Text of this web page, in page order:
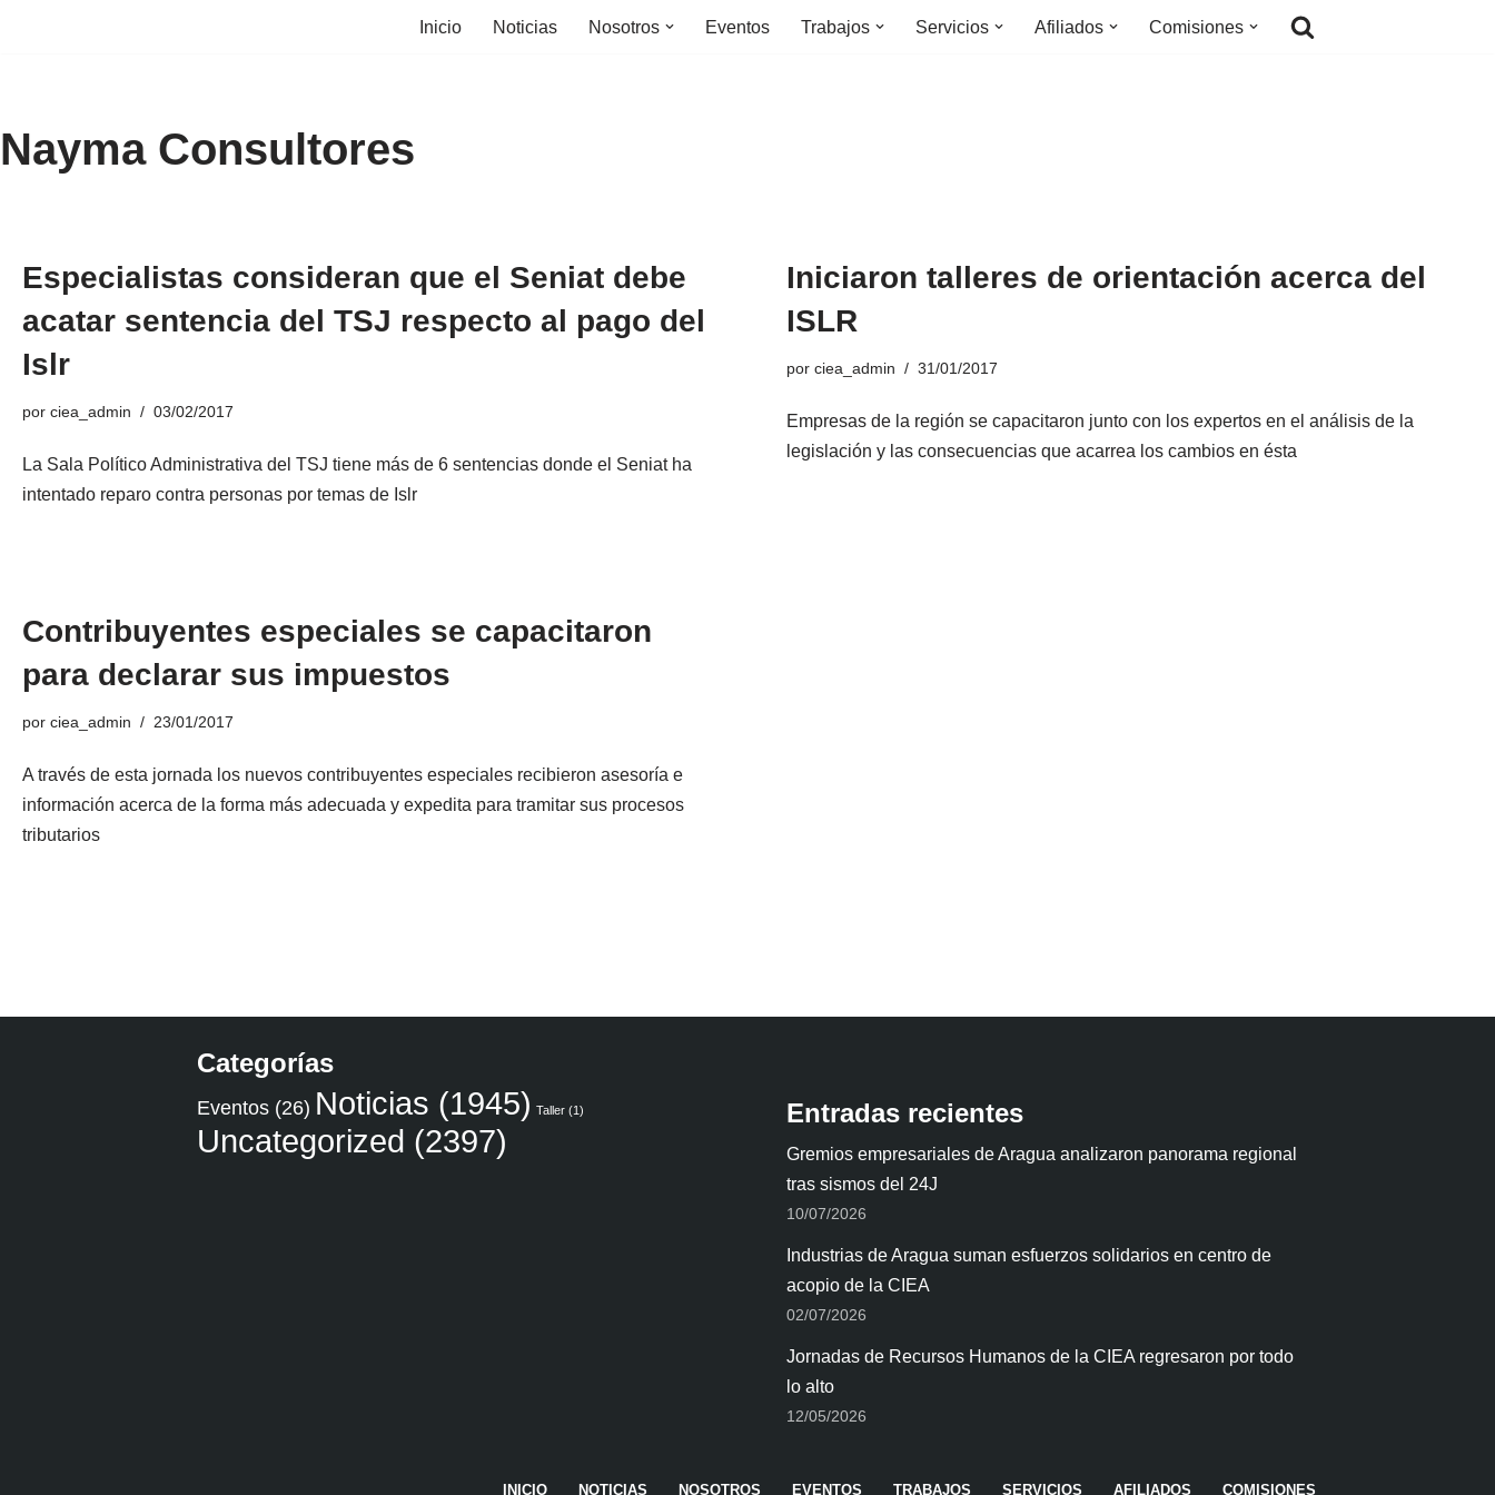
Inicio Noticias Nosotros Eventos Trabajos Servicios Afiliados Comisiones
Nayma Consultores
Especialistas consideran que el Seniat debe
acatar sentencia del TSJ respecto al pago del
Islr
por ciea_admin 03/02/2017
La Sala Político Administrativa del TSJ tiene más de 6 sentencias donde el Seniat ha
intentado reparo contra personas por temas de Islr
Iniciaron talleres de orientación acerca del
ISLR
por ciea_admin 31/01/2017
Empresas de la región se capacitaron junto con los expertos en el análisis de la
legislación y las consecuencias que acarrea los cambios en ésta
Contribuyentes especiales se capacitaron
para declarar sus impuestos
por ciea_admin 23/01/2017
A través de esta jornada los nuevos contribuyentes especiales recibieron asesoría e
información acerca de la forma más adecuada y expedita para tramitar sus procesos
tributarios
Categorías
Eventos (26) Noticias (1945) Taller (1)
Uncategorized (2397)
Entradas recientes
Gremios empresariales de Aragua analizaron panorama regional
tras sismos del 24J
10/07/2026
Industrias de Aragua suman esfuerzos solidarios en centro de
acopio de la CIEA
02/07/2026
Jornadas de Recursos Humanos de la CIEA regresaron por todo
lo alto
12/05/2026
INICIO NOTICIAS NOSOTROS EVENTOS TRABAJOS SERVICIOS AFILIADOS COMISIONES